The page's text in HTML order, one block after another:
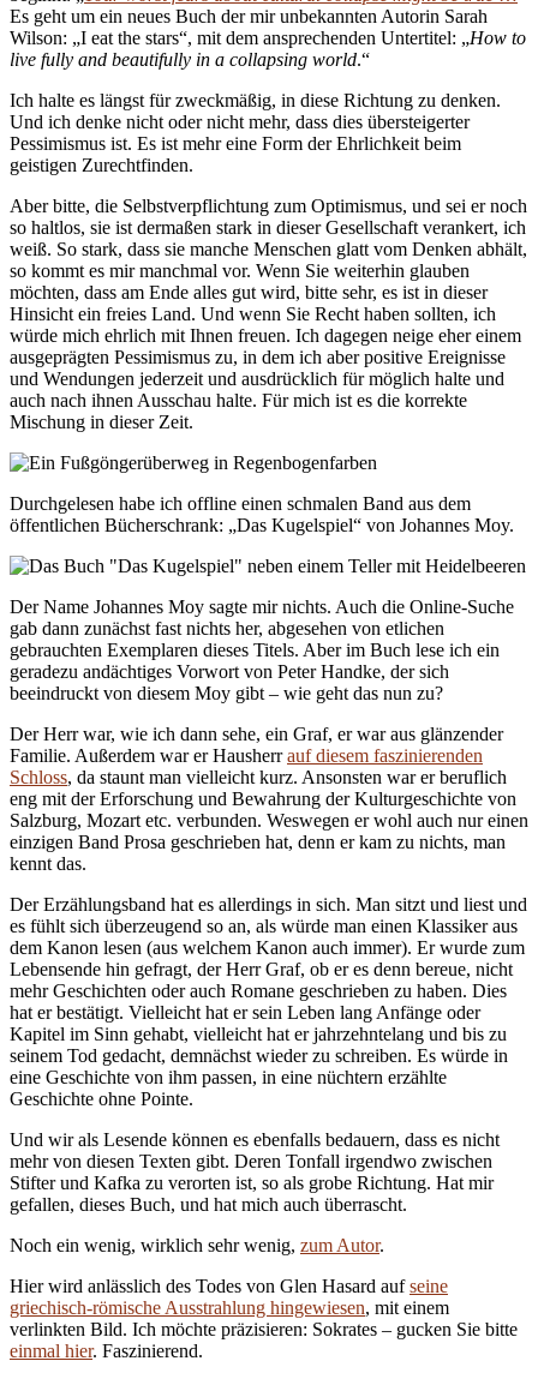
Es geht um ein neues Buch der mir unbekannten Autorin Sarah
Wilson: „I eat the stars“, mit dem ansprechenden Untertitel: „How to
live fully and beautifully in a collapsing world.“
Ich halte es längst für zweckmäßig, in diese Richtung zu denken.
Und ich denke nicht oder nicht mehr, dass dies übersteigerter
Pessimismus ist. Es ist mehr eine Form der Ehrlichkeit beim
geistigen Zurechtfinden.
Aber bitte, die Selbstverpflichtung zum Optimismus, und sei er noch
so haltlos, sie ist dermaßen stark in dieser Gesellschaft verankert, ich
weiß. So stark, dass sie manche Menschen glatt vom Denken abhält,
so kommt es mir manchmal vor. Wenn Sie weiterhin glauben
möchten, dass am Ende alles gut wird, bitte sehr, es ist in dieser
Hinsicht ein freies Land. Und wenn Sie Recht haben sollten, ich
würde mich ehrlich mit Ihnen freuen. Ich dagegen neige eher einem
ausgeprägten Pessimismus zu, in dem ich aber positive Ereignisse
und Wendungen jederzeit und ausdrücklich für möglich halte und
auch nach ihnen Ausschau halte. Für mich ist es die korrekte
Mischung in dieser Zeit.
Durchgelesen habe ich offline einen schmalen Band aus dem
öffentlichen Bücherschrank: „Das Kugelspiel“ von Johannes Moy.
Der Name Johannes Moy sagte mir nichts. Auch die Online-Suche
gab dann zunächst fast nichts her, abgesehen von etlichen
gebrauchten Exemplaren dieses Titels. Aber im Buch lese ich ein
geradezu andächtiges Vorwort von Peter Handke, der sich
beeindruckt von diesem Moy gibt – wie geht das nun zu?
Der Herr war, wie ich dann sehe, ein Graf, er war aus glänzender
Familie. Außerdem war er Hausherrauf diesem faszinierenden
Schloss, da staunt man vielleicht kurz. Ansonsten war er beruflich
eng mit der Erforschung und Bewahrung der Kulturgeschichte von
Salzburg, Mozart etc. verbunden. Weswegen er wohl auch nur einen
einzigen Band Prosa geschrieben hat, denn er kam zu nichts, man
kennt das.
Der Erzählungsband hat es allerdings in sich. Man sitzt und liest und
es fühlt sich überzeugend so an, als würde man einen Klassiker aus
dem Kanon lesen (aus welchem Kanon auch immer). Er wurde zum
Lebensende hin gefragt, der Herr Graf, ob er es denn bereue, nicht
mehr Geschichten oder auch Romane geschrieben zu haben. Dies
hat er bestätigt. Vielleicht hat er sein Leben lang Anfänge oder
Kapitel im Sinn gehabt, vielleicht hat er jahrzehntelang und bis zu
seinem Tod gedacht, demnächst wieder zu schreiben. Es würde in
eine Geschichte von ihm passen, in eine nüchtern erzählte
Geschichte ohne Pointe.
Und wir als Lesende können es ebenfalls bedauern, dass es nicht
mehr von diesen Texten gibt. Deren Tonfall irgendwo zwischen
Stifter und Kafka zu verorten ist, so als grobe Richtung. Hat mir
gefallen, dieses Buch, und hat mich auch überrascht.
Noch ein wenig, wirklich sehr wenig, zum Autor.
Hier wird anlässlich des Todes von Glen Hasard aufseine
griechisch-römische Ausstrahlung hingewiesen, mit einem
verlinkten Bild. Ich möchte präzisieren: Sokrates – gucken Sie bitte
einmal hier. Faszinierend.